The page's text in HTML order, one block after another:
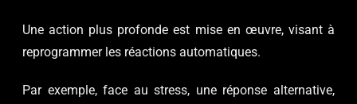
Une action plus profonde est mise en œuvre, visant à
reprogrammer les réactions automatiques.
Par exemple, face au stress, une réponse alternative,